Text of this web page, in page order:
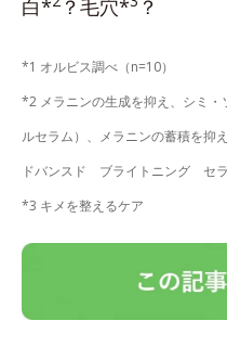
白* ？毛穴* ？
*1 オルビス調べ（n=10）
*2 メラニンの生成を抑え、シミ
ルセラム）、メラニンの蓄積を
ドバンスド ブライトニング セラ
*3 キメを整えるケア